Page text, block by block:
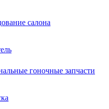
салона
гоночные запчасти